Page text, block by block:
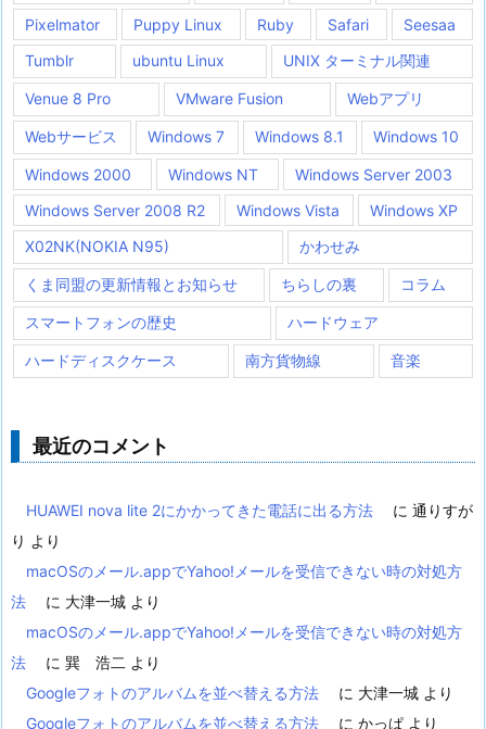
Pixelmator
Puppy Linux Ruby Safari
Seesaa
Tumblr
ubuntu Linux UNIX ターミナル関連
Venue 8 Pro VMware Fusion Webアプリ
Webサービス Windows 7 Windows 8.1 Windows 10
Windows 2000 Windows NT
Windows Server 2003
Windows Server 2008 R2
Windows Vista
Windows XP
X02NK(NOKIA N95)
かわせみ
くま同盟の更新情報とお知らせ ちらしの裏 コラム
スマートフォンの歴史 ハードウェア
ハードディスクケース 南方貨物線 音楽
最近のコメント
HUAWEI nova lite 2にかかってきた電話に出る方法 に 通りすが
り より
macOSのメール.appでYahoo!メールを受信できない時の対処方
法
に 大津一城 より
macOSのメール.appでYahoo!メールを受信できない時の対処方
法
に 巽 浩二 より
Googleフォトのアルバムを並べ替える方法
に 大津一城 より
Googleフォトのアルバムを並べ替える方法
に かっぱ より